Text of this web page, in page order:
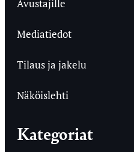
Avustajille
Mediatiedot
Tilaus ja jakelu
Näköislehti
Kategoriat